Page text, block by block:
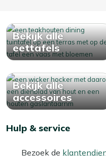
Bekijk alle
eettafels
Bekijk alle
accessoires
Hulp & service
Bezoek de